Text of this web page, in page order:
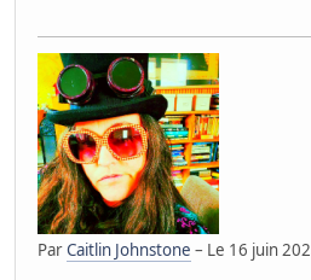
ParCaitlin Johnstone – Le 16 juin